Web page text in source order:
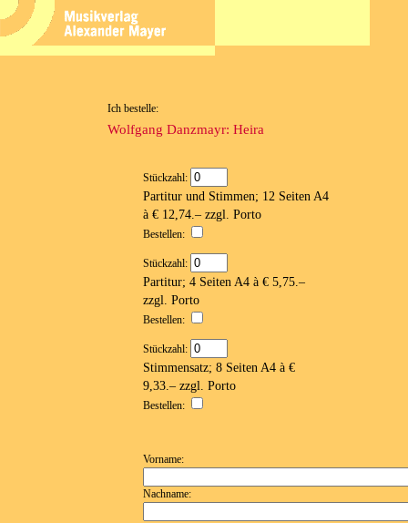
Ich bestelle:
Wolfgang Danzmayr: Heira
Stückzahl:
Partitur und Stimmen; 12 Seiten A4
à € 12,74.– zzgl. Porto
Bestellen:
Stückzahl:
Partitur; 4 Seiten A4 à € 5,75.–
zzgl. Porto
Bestellen:
Stückzahl:
Stimmensatz; 8 Seiten A4 à €
9,33.– zzgl. Porto
Bestellen:
Vorname:
Nachname: